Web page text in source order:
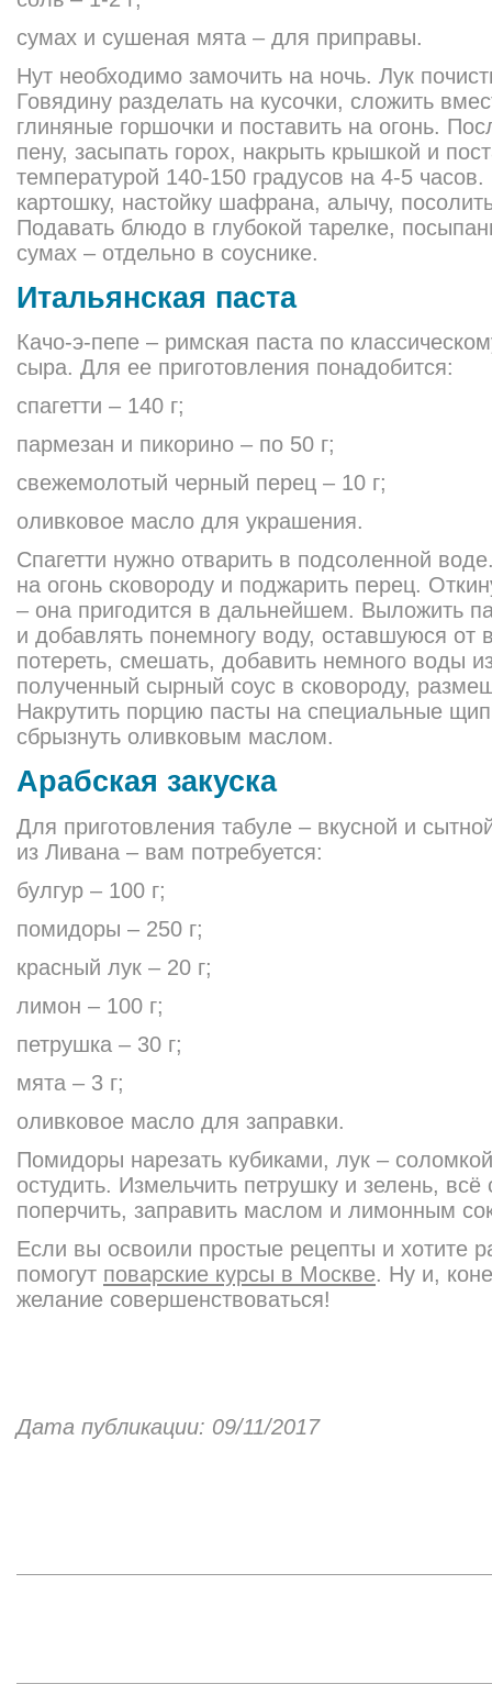
сумах и сушеная мята – для приправы.
Нут необходимо замочить на ночь. Лук
Говядину разделать на кусочки, сложить
глиняные горшочки и поставить на огонь.
пену, засыпать горох, накрыть крышкой и
температурой 140-150 градусов на 4-5
картошку, настойку шафрана, алычу,
Подавать блюдо в глубокой тарелке,
сумах – отдельно в соуснике.
Итальянская паста
Качо-э-пепе – римская паста по
сыра. Для ее приготовления понадобится:
спагетти – 140 г;
пармезан и пикорино – по 50 г;
свежемолотый черный перец – 10 г;
оливковое масло для украшения.
Спагетти нужно отварить в подсоленной
на огонь сковороду и поджарить перец.
– она пригодится в дальнейшем. Выложить
и добавлять понемногу воду, оставшуюся от
потереть, смешать, добавить немного воды
полученный сырный соус в сковороду,
Накрутить порцию пасты на специальные
сбрызнуть оливковым маслом.
Арабская закуска
Для приготовления табуле – вкусной и
из Ливана – вам потребуется:
булгур – 100 г;
помидоры – 250 г;
красный лук – 20 г;
лимон – 100 г;
петрушка – 30 г;
мята – 3 г;
оливковое масло для заправки.
Помидоры нарезать кубиками, лук –
остудить. Измельчить петрушку и зелень,
поперчить, заправить маслом и лимонным
Если вы освоили простые рецепты и хотите
помогут поварские курсы в Москве. Ну и,
желание совершенствоваться!
Дата публикации: 09/11/2017